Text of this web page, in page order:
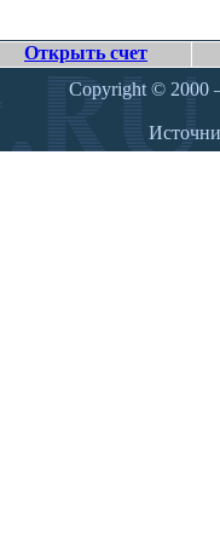
Открыть счет
Copyright © 2000